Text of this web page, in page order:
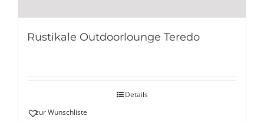
Rustikale Outdoorlounge Teredo
Details
zur Wunschliste